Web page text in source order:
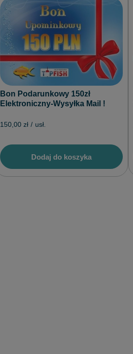
Bon Podarunkowy 150zł
Elektroniczny-Wysyłka Mail !
150,00 zł / usł.
Dodaj do koszyka